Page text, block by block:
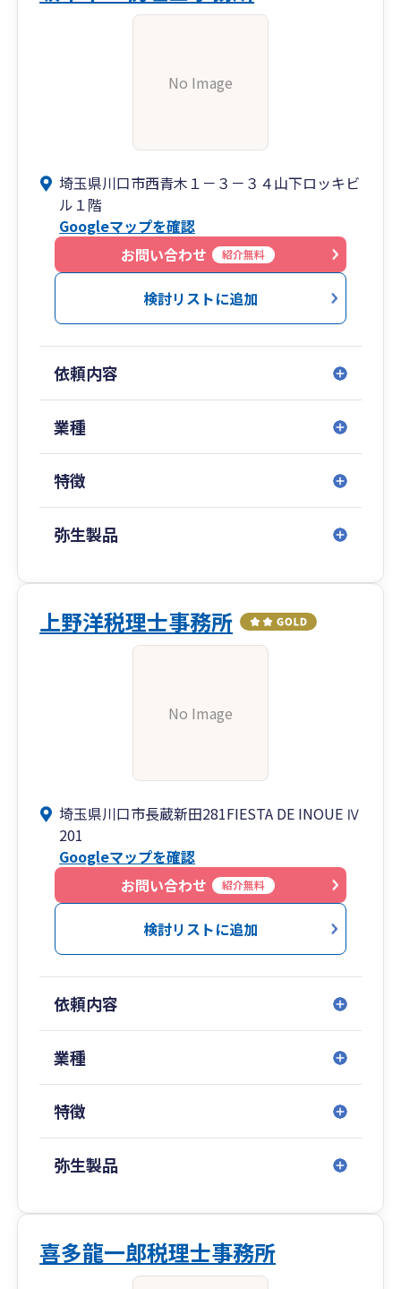
No Image
埼玉県川口市西青木１－３－３４山下ロッキビ
ル１階
Googleマップを確認
お問い合わせ
紹介無料
検討リストに追加
依頼内容
業種
特徴
弥生製品
上野洋税理士事務所
No Image
埼玉県川口市長蔵新田281FIESTA DE INOUE Ⅳ
201
Googleマップを確認
お問い合わせ
紹介無料
検討リストに追加
依頼内容
業種
特徴
弥生製品
喜多龍一郎税理士事務所